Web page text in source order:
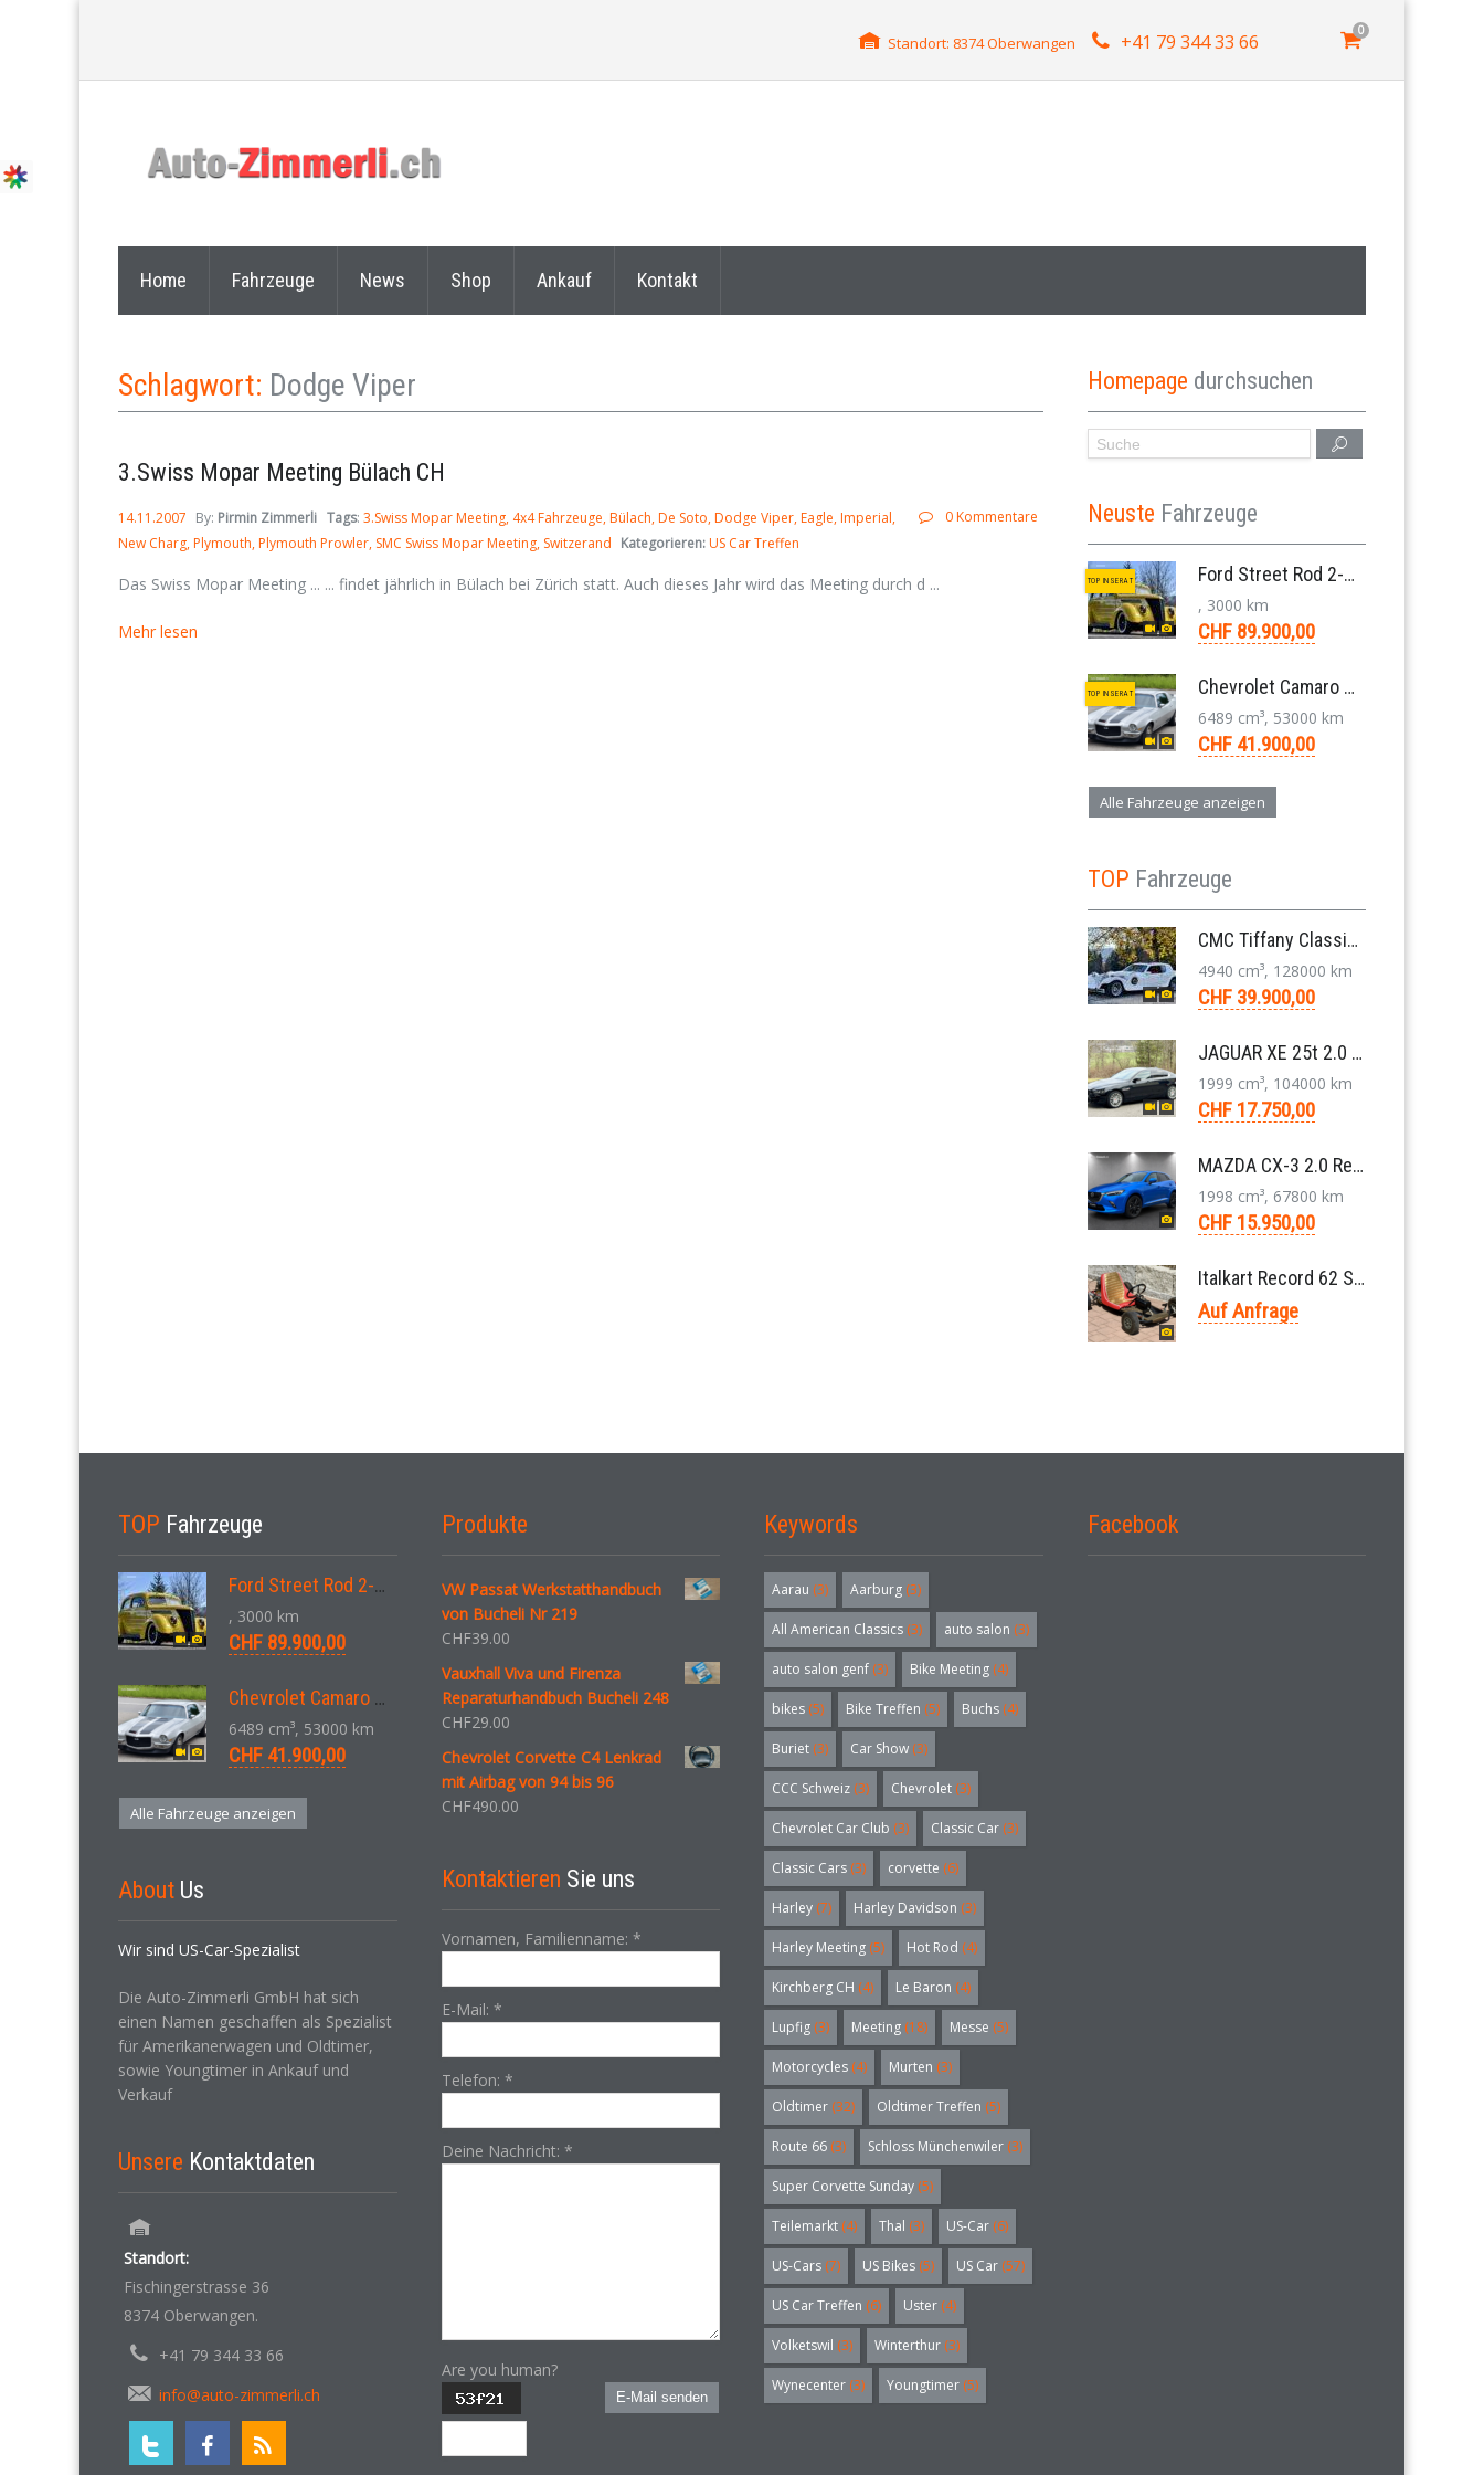
Standort: 8374 Oberwangen +41 79 344 33 66 0
Home Fahrzeuge News Shop Ankauf Kontakt
Schlagwort: Dodge Viper
3.Swiss Mopar Meeting Bülach CH
0 Kommentare
14.11.2007 By: Pirmin Zimmerli Tags: 3.Swiss Mopar Meeting 4x4 Fahrzeuge Bülach De Soto Dodge Viper Eagle Imperial
New Charg Plymouth Plymouth Prowler SMC Swiss Mopar Meeting Switzerand Kategorieren:US Car Treffen
Das Swiss Mopar Meeting ... ... findet jährlich in Bülach bei Zürich statt. Auch dieses Jahr wird das Meeting durch d ...
Mehr lesen
Homepage durchsuchen
Neuste Fahrzeuge
TOP INSERAT Ford Street Rod 2-Door V8 Aut. 1937
, 3000 km
CHF 89.900,00
TOP INSERAT Chevrolet Camaro SS 396 LS3 Coupe Aut. 1971
6489 cm³, 53000 km
CHF 41.900,00
Alle Fahrzeuge anzeigen
TOP Fahrzeuge
CMC Tiffany Classic Coupé Neoklassiker 5.0 V8 1991
4940 cm³, 128000 km
CHF 39.900,00
JAGUAR XE 25t 2.0 Portfolio AWD 8-Gang-Aut. 2018
1999 cm³, 104000 km
CHF 17.750,00
MAZDA CX-3 2.0 Revolution FWD Skyactiv Drive SUV 2017
1998 cm³, 67800 km
CHF 15.950,00
Italkart Record 62 Sidewinder 1961 Rennkart, Parilla V11 Thunderbolt Motor
Auf Anfrage
TOP Fahrzeuge
Ford Street Rod 2-Door V8 Aut. 1937
, 3000 km
CHF 89.900,00
Chevrolet Camaro SS 396 LS3 Coupe Aut. 1971
6489 cm³, 53000 km
CHF 41.900,00
Alle Fahrzeuge anzeigen
About Us
Wir sind US-Car-Spezialist
Die Auto-Zimmerli GmbH hat sich
einen Namen geschaffen als Spezialist
für Amerikanerwagen und Oldtimer,
sowie Youngtimer in Ankauf und
Verkauf
Unsere Kontaktdaten
Standort:
Fischingerstrasse 36
8374 Oberwangen.
+41 79 344 33 66
info@auto-zimmerli.ch
Produkte
VW Passat Werkstatthandbuch
von Bucheli Nr 219
CHF39.00
Vauxhall Viva und Firenza
Reparaturhandbuch Bucheli 248
CHF29.00
Chevrolet Corvette C4 Lenkrad
mit Airbag von 94 bis 96
CHF490.00
Kontaktieren Sie uns
Vornamen, Familienname: *
E-Mail: *
Telefon: *
Deine Nachricht: *
Are you human?
E-Mail senden
Keywords
Aarau (3) Aarburg (3)
All American Classics (3) auto salon (3)
auto salon genf (3) Bike Meeting (4)
bikes (5) Bike Treffen (5) Buchs (4)
Buriet (3) Car Show (3)
CCC Schweiz (3) Chevrolet (3)
Chevrolet Car Club (3) Classic Car (3)
Classic Cars (3) corvette (6)
Harley (7) Harley Davidson (3)
Harley Meeting (5) Hot Rod (4)
Kirchberg CH (4) Le Baron (4)
Lupfig (3) Meeting (18) Messe (5)
Motorcycles (4) Murten (3)
Oldtimer (32) Oldtimer Treffen (5)
Route 66 (3) Schloss Münchenwiler (3)
Super Corvette Sunday (5)
Teilemarkt (4) Thal (3) US-Car (6)
US-Cars (7) US Bikes (5) US Car (57)
US Car Treffen (6) Uster (4)
Volketswil (3) Winterthur (3)
Wynecenter (3) Youngtimer (5)
Facebook